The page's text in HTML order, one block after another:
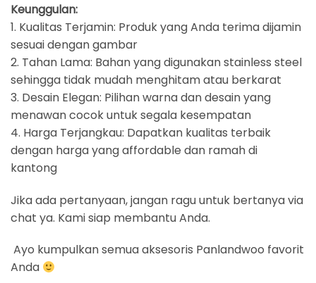
Keunggulan:
1. Kualitas Terjamin: Produk yang Anda terima dijamin
sesuai dengan gambar
2. Tahan Lama: Bahan yang digunakan stainless steel
sehingga tidak mudah menghitam atau berkarat
3. Desain Elegan: Pilihan warna dan desain yang
menawan cocok untuk segala kesempatan
4. Harga Terjangkau: Dapatkan kualitas terbaik
dengan harga yang affordable dan ramah di
kantong
Jika ada pertanyaan, jangan ragu untuk bertanya via
chat ya. Kami siap membantu Anda.
Ayo kumpulkan semua aksesoris Panlandwoo favorit
Anda